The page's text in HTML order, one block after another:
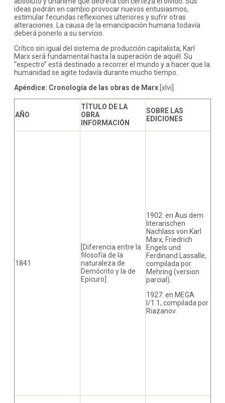
ideas podrán en cambio provocar nuevos entusiasmos,
estimular fecundas reflexiones ulteriores y sufrir otras
alteraciones. La causa de la emancipación humana todavía
deberá ponerlo a su servicio.
Crítico sin igual del sistema de producción capitalista, Karl
Marx será fundamental hasta la superación de aquél. Su
“espectro” está destinado a recorrer el mundo y a hacer que la
humanidad se agite todavía durante mucho tiempo.
Apéndice: Cronología de las obras de Marx [xlvi]
AÑO
TÍTULO DE LA
OBRA
INFORMACIÓN
SOBRE LAS
EDICIONES
1841
[Diferencia entre la
filosofía de la
naturaleza de
Demócrito y la de
Epicuro]
1902: en Aus dem
literarischen
Nachlass von Karl
Marx, Friedrich
Engels und
Ferdinand Lassalle,
compilada por
Mehring (version
parcial).
1927: en MEGA
I/1.1, compilada por
Riazanov.